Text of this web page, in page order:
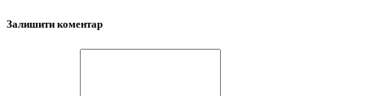
Залишити коментар